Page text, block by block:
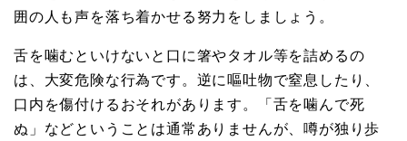
囲の人も声を落ち着かせる努力をしましょう。
舌を噛むといけないと口に箸やタオル等を詰めるの
は、大変危険な行為です。逆に嘔吐物で窒息したり、
口内を傷付けるおそれがあります。「舌を噛んで死
ぬ」などということは通常ありませんが、噂が独り歩